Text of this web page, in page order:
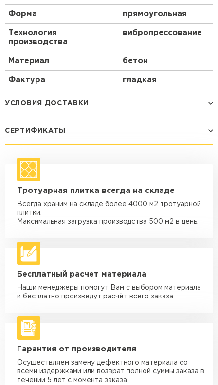
Форма прямоугольная
Технология
производства
вибропрессование
Материал бетон
Фактура гладкая
УСЛОВИЯ ДОСТАВКИ
макс. длина груза 4 м
Машина - 1,5 тн до 20 м3
макс. длина груза 4 м
Машина - 3,5 тн до 30 м3
макс. длина груза 6 м
макс. длина груза 6 м
Машина - 10 тн до 50 м3
макс. длина груза 8 м
Машина - 20 тн до 80 м3
от 5 500 ₽
Манипулятор до 5 тн
макс. длина груза 5 м
Манипулятор до 10 тн
макс. длина груза 10 м
Манипулятор до 15 тн
СЕРТИФИКАТЫ
Тротуарная плитка всегда на складе
Всегда храним на складе более 4000 м2 тротуарной
плитки.
Максимальная загрузка производства 500 м2 в день.
Бесплатный расчет материала
Наши менеджеры помогут Вам с выбором материала
и бесплатно произведут расчёт всего заказа
Гарантия от производителя
Осуществляем замену дефектного материала со
всеми издержками или возврат полной суммы заказа в
течении 5 лет с момента заказа